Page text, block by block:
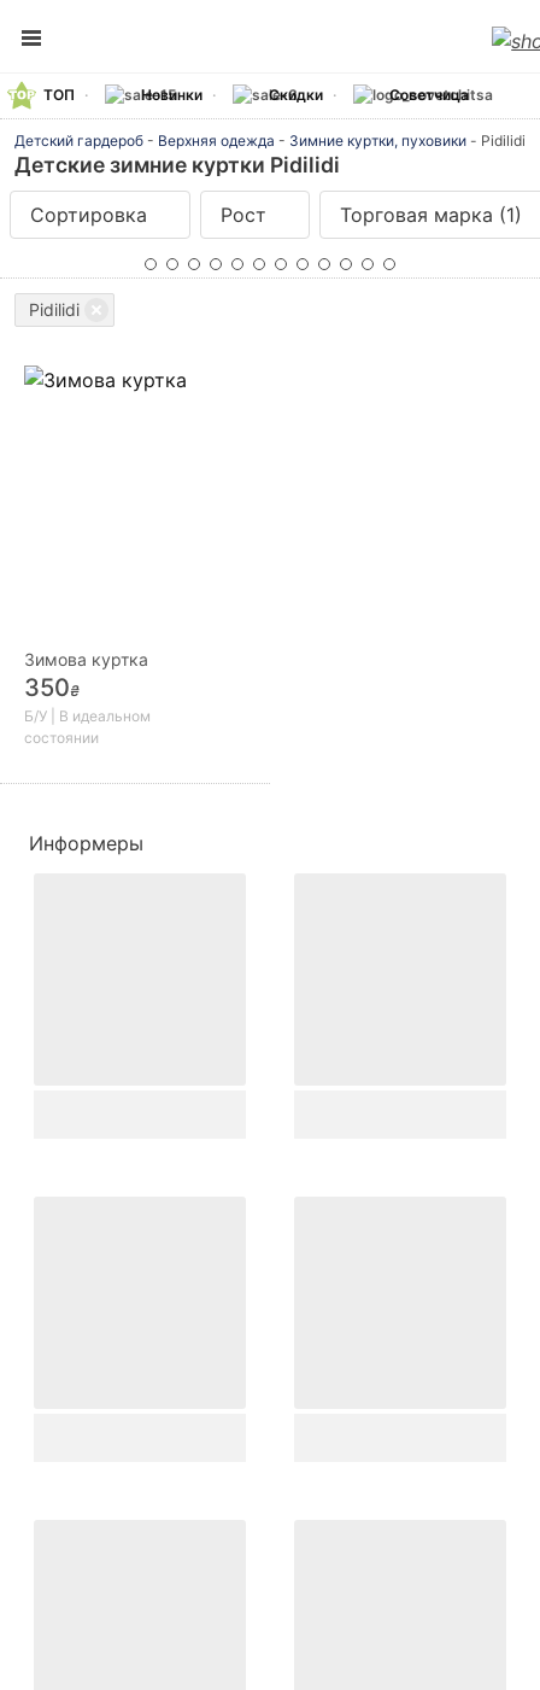
ТОП Новинки Скидки Советчица
Детский гардероб - Верхняя одежда - Зимние куртки, пуховики - Pidilidi
Детские зимние куртки Pidilidi
Сортировка Рост Торговая марка (1)
Pidilidi
Зимова куртка
350₴
Б/У | В идеальном
состоянии
Информеры